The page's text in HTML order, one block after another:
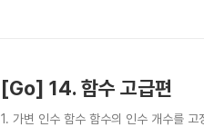
[Go] 14. 함수 고급편
1. 가변 인수 함수 함수의 인수 개수를